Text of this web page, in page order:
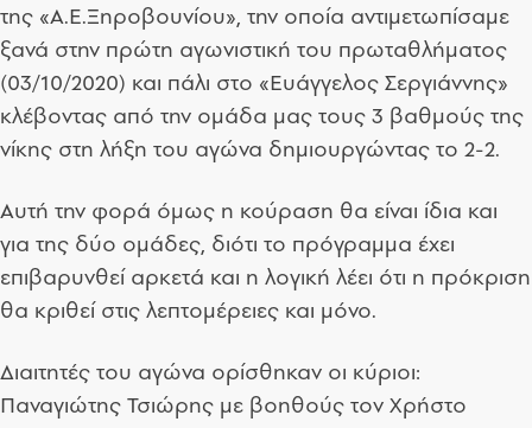
της «Α.Ε.Ξηροβουνίου», την οποία αντιμετωπίσαμε
ξανά στην πρώτη αγωνιστική του πρωταθλήματος
(03/10/2020) και πάλι στο «Ευάγγελος Σεργιάννης»
κλέβοντας από την ομάδα μας τους 3 βαθμούς της
νίκης στη λήξη του αγώνα δημιουργώντας το 2-2.
Αυτή την φορά όμως η κούραση θα είναι ίδια και
για της δύο ομάδες, διότι το πρόγραμμα έχει
επιβαρυνθεί αρκετά και η λογική λέει ότι η πρόκριση
θα κριθεί στις λεπτομέρειες και μόνο.
Διαιτητές του αγώνα ορίσθηκαν οι κύριοι:
Παναγιώτης Τσιώρης με βοηθούς τον Χρήστο